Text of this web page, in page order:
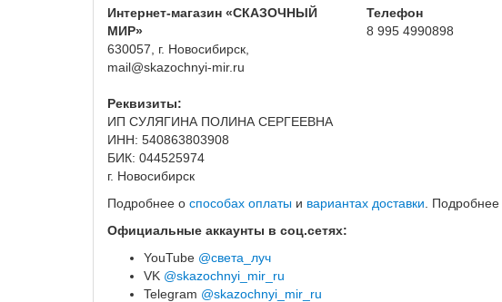
Интернет-магазин «СКАЗОЧНЫЙ
МИР»
630057, г. Новосибирск,
mail@skazochnyi-mir.ru
Телефон
8 995 4990898
Реквизиты:
ИП СУЛЯГИНА ПОЛИНА СЕРГЕЕВНА
ИНН: 540863803908
БИК: 044525974
г. Новосибирск
Подробнее о способах оплаты и вариантах доставки . Подробнее
Официальные аккаунты в соц.сетях:
YouTube @света_луч
VK @skazochnyi_mir_ru
Telegram @skazochnyi_mir_ru